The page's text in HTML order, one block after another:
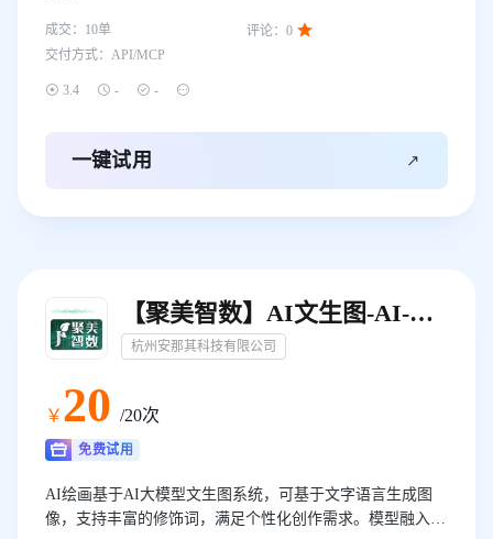
成交： 10单 评论： 0 
交付方式： API/MCP
 3.4  -  - 
一键试用 
【聚美智数】AI文生图-AI-文生图-文图
杭州安那其科技有限公司
￥ 20 /20次
免费试用
AI绘画基于AI大模型文生图系统，可基于文字语言生成图
像，支持丰富的修饰词，满足个性化创作需求。模型融入语